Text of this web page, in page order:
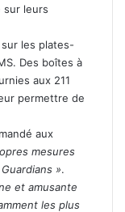
sur leurs
les plates-
Des boîtes à
aux 211
permettre de
aux
mesures
».
et amusante
les plus